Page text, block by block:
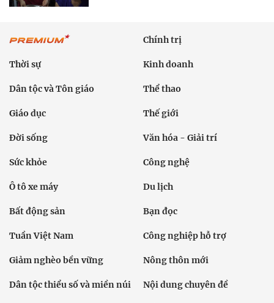
Chính trị
Thời sự Kinh doanh
Dân tộc và Tôn giáo Thể thao
Giáo dục Thế giới
Đời sống Văn hóa - Giải trí
Sức khỏe Công nghệ
Ô tô xe máy Du lịch
Bất động sản Bạn đọc
Tuần Việt Nam Công nghiệp hỗ trợ
Giảm nghèo bền vững Nông thôn mới
Dân tộc thiểu số và miền núi Nội dung chuyên đề